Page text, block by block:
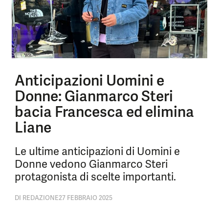
Anticipazioni Uomini e
Donne: Gianmarco Steri
bacia Francesca ed elimina
Liane
Le ultime anticipazioni di Uomini e
Donne vedono Gianmarco Steri
protagonista di scelte importanti.
DI REDAZIONE27 FEBBRAIO 2025